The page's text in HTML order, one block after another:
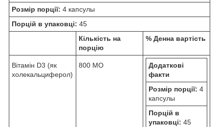
Розмір порції: 4 капсулы
Порцій в упаковці: 45
Кількість на
порцію
% Денна вартість
Вітамін D3 (як
холекальциферол)
800 МО
Додаткові
факти
Розмір порції: 4
капсулы
Порцій в
упаковці: 45